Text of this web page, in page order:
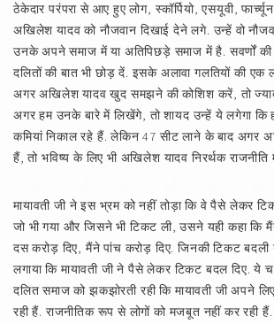
ठेकेदार परंपरा से आए हुए लोग, स्कॉर्पियो, एसयूवी,
अखिलेश यादव को नौजवान दिखाई देने लगे. उन्हें वो
उनके अपने समाज में या अतिपिछड़े समाज में है. सवर्णों की
दलितों की बात भी छोड़ दें. इसके अलावा गलतियों की एक
अगर अखिलेश यादव खुद समझने की कोशिश करें, तो
अगर हम उनके बारे में लिखेंगे, तो शायद उन्हें ये लगेगा कि
कमियां निकाल रहे हैं. लेकिन 47 सीट लाने के बाद अगर
हैं, तो भविष्य के लिए भी अखिलेश यादव निरर्थक राजनीति
मायावती जी ने इस भ्रम को नहीं तोड़ा कि वे पैसे लेकर
जो भी गया और जिसने भी टिकट ली, उसने यही कहा कि
दस करोड़ दिए, मैंने पांच करोड़ दिए. जिनकी टिकट बदली
लगाया कि मायावती जी ने पैसे लेकर टिकट बदल दिए. ये
दलित समाज को झकझोरती रही कि मायावती जी अपने
रही हैं. राजनीतिक रूप से लोगों को मजबूत नहीं कर रही हैं.